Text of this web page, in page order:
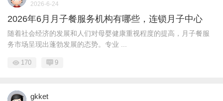
2026-6-24
2026年6月月子餐服务机构有哪些，连锁月子中心
随着社会经济的发展和人们对母婴健康重视程度的提高，月子餐服
务市场呈现出蓬勃发展的态势。专业 ...
170 9
gkket